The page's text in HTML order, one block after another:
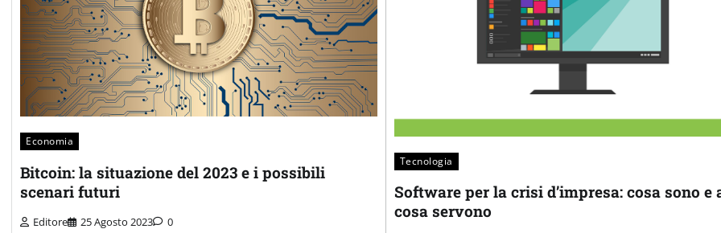
Economia
Bitcoin: la situazione del 2023 e i possibili
scenari futuri
Editore 25 Agosto 2023 0
Tecnologia
Software per la crisi d’impresa: cosa sono e
cosa servono